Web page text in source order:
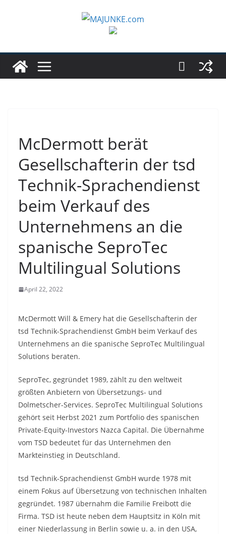
McDermott berät
Gesellschafterin der tsd
Technik-Sprachendienst
beim Verkauf des
Unternehmens an die
spanische SeproTec
Multilingual Solutions
April 22, 2022
McDermott Will & Emery hat die Gesellschafterin der
tsd Technik-Sprachendienst GmbH beim Verkauf des
Unternehmens an die spanische SeproTec Multilingual
Solutions beraten.
SeproTec, gegründet 1989, zählt zu den weltweit
größten Anbietern von Übersetzungs- und
Dolmetscher-Services. SeproTec Multilingual Solutions
gehört seit Herbst 2021 zum Portfolio des spanischen
Private-Equity-Investors Nazca Capital. Die Übernahme
vom TSD bedeutet für das Unternehmen den
Markteinstieg in Deutschland.
tsd Technik-Sprachendienst GmbH wurde 1978 mit
einem Fokus auf Übersetzung von technischen Inhalten
gegründet. 1987 übernahm die Familie Freibott die
Firma. TSD ist heute neben dem Hauptsitz in Köln mit
einer Niederlassung in Berlin sowie u. a. in den USA,